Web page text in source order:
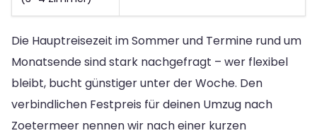
Die Hauptreisezeit im Sommer und Termine rund um
Monatsende sind stark nachgefragt – wer flexibel
bleibt, bucht günstiger unter der Woche. Den
verbindlichen Festpreis für deinen Umzug nach
Zoetermeer nennen wir nach einer kurzen